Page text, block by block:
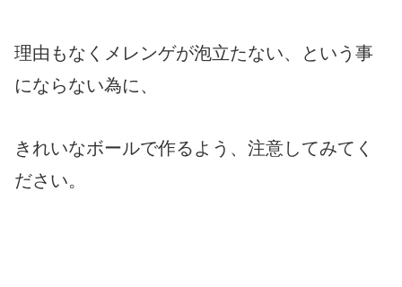
理由もなくメレンゲが泡立たない、という事
にならない為に、
きれいなボールで作るよう、注意してみてく
ださい。